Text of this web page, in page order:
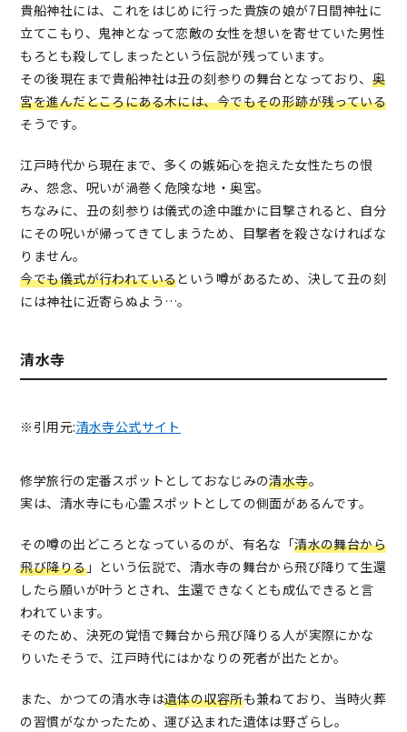
貴船神社には、これをはじめに行った貴族の娘が7日間神社に
立てこもり、鬼神となって恋敵の女性を想いを寄せていた男性
もろとも殺してしまったという伝説が残っています。
その後現在まで貴船神社は丑の刻参りの舞台となっており、 奥
宮を進んだところにある木には、今でもその形跡が残っている
そうです。
江戸時代から現在まで、多くの嫉妬心を抱えた女性たちの恨
み、怨念、呪いが渦巻く危険な地・奥宮。
ちなみに、丑の刻参りは儀式の途中誰かに目撃されると、自分
にその呪いが帰ってきてしまうため、目撃者を殺さなければな
りません。
今でも儀式が行われているという噂があるため、決して丑の刻
には神社に近寄らぬよう…。
清水寺
※引用元:清水寺公式サイト
修学旅行の定番スポットとしておなじみの清水寺。
実は、清水寺にも心霊スポットとしての側面があるんです。
その噂の出どころとなっているのが、有名な「清水の舞台から
飛び降りる」という伝説で、清水寺の舞台から飛び降りて生還
したら願いが叶うとされ、生還できなくとも成仏できると言
われています。
そのため、決死の覚悟で舞台から飛び降りる人が実際にかな
りいたそうで、江戸時代にはかなりの死者が出たとか。
また、かつての清水寺は遺体の収容所も兼ねており、当時火葬
の習慣がなかったため、運び込まれた遺体は野ざらし。